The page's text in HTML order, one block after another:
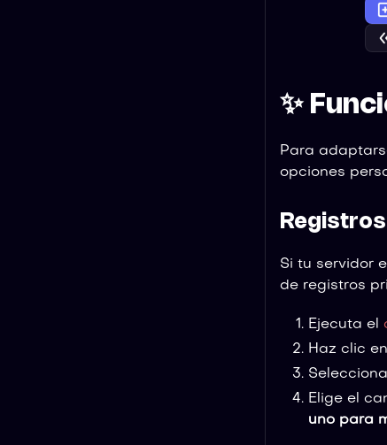
✨
Para
opciones
Si tu servidor
de registros
Ejecuta el
Haz clic
Elige el
uno para